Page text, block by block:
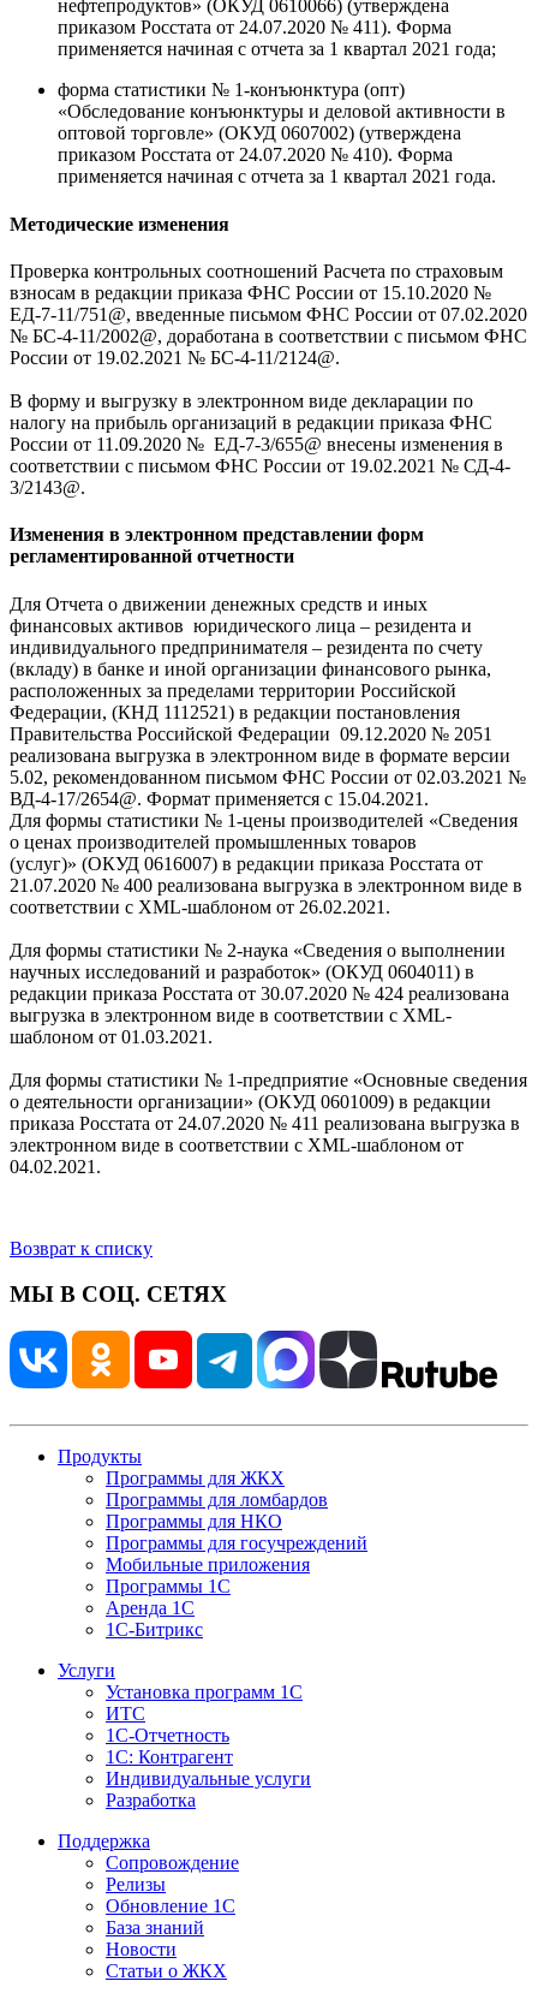
нефтепродуктов» (ОКУД 0610066) (утверждена
приказом Росстата от 24.07.2020 № 411). Форма
применяется начиная с отчета за 1 квартал 2021 года;
форма статистики № 1-конъюнктура (опт)
«Обследование конъюнктуры и деловой активности в
оптовой торговле» (ОКУД 0607002) (утверждена
приказом Росстата от 24.07.2020 № 410). Форма
применяется начиная с отчета за 1 квартал 2021 года.
Методические изменения
Проверка контрольных соотношений Расчета по страховым
взносам в редакции приказа ФНС России от 15.10.2020 №
ЕД-7-11/751@, введенные письмом ФНС России от 07.02.2020
№ БС-4-11/2002@, доработана в соответствии с письмом ФНС
России от 19.02.2021 № БС-4-11/2124@.
В форму и выгрузку в электронном виде декларации по
налогу на прибыль организаций в редакции приказа ФНС
России от 11.09.2020 № ЕД-7-3/655@ внесены изменения в
соответствии с письмом ФНС России от 19.02.2021 № СД-4-
3/2143@.
Изменения в электронном представлении форм
регламентированной отчетности
Для Отчета о движении денежных средств и иных
финансовых активов юридического лица – резидента и
индивидуального предпринимателя – резидента по счету
(вкладу) в банке и иной организации финансового рынка,
расположенных за пределами территории Российской
Федерации, (КНД 1112521) в редакции постановления
Правительства Российской Федерации 09.12.2020 № 2051
реализована выгрузка в электронном виде в формате версии
5.02, рекомендованном письмом ФНС России от 02.03.2021 №
ВД-4-17/2654@. Формат применяется с 15.04.2021.
Для формы статистики № 1-цены производителей «Сведения
о ценах производителей промышленных товаров
(услуг)» (ОКУД 0616007) в редакции приказа Росстата от
21.07.2020 № 400 реализована выгрузка в электронном виде в
соответствии с XML-шаблоном от 26.02.2021.
Для формы статистики № 2-наука «Сведения о выполнении
научных исследований и разработок» (ОКУД 0604011) в
редакции приказа Росстата от 30.07.2020 № 424 реализована
выгрузка в электронном виде в соответствии с XML-
шаблоном от 01.03.2021.
Для формы статистики № 1-предприятие «Основные сведения
о деятельности организации» (ОКУД 0601009) в редакции
приказа Росстата от 24.07.2020 № 411 реализована выгрузка в
электронном виде в соответствии с XML-шаблоном от
04.02.2021.
Возврат к списку
МЫ В СОЦ. СЕТЯХ
Продукты
Программы для ЖКХ
Программы для ломбардов
Программы для НКО
Программы для госучреждений
Мобильные приложения
Программы 1С
Аренда 1С
1С-Битрикс
Услуги
Установка программ 1С
ИТС
1С-Отчетность
1С: Контрагент
Индивидуальные услуги
Разработка
Поддержка
Сопровождение
Релизы
Обновление 1С
База знаний
Новости
Статьи о ЖКХ